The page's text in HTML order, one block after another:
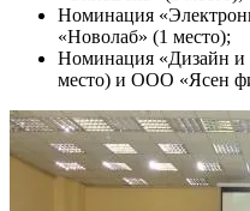
Номинация
«Новолаб» (1 место);
Номинация «Дизайн
место) и ООО «Ясен